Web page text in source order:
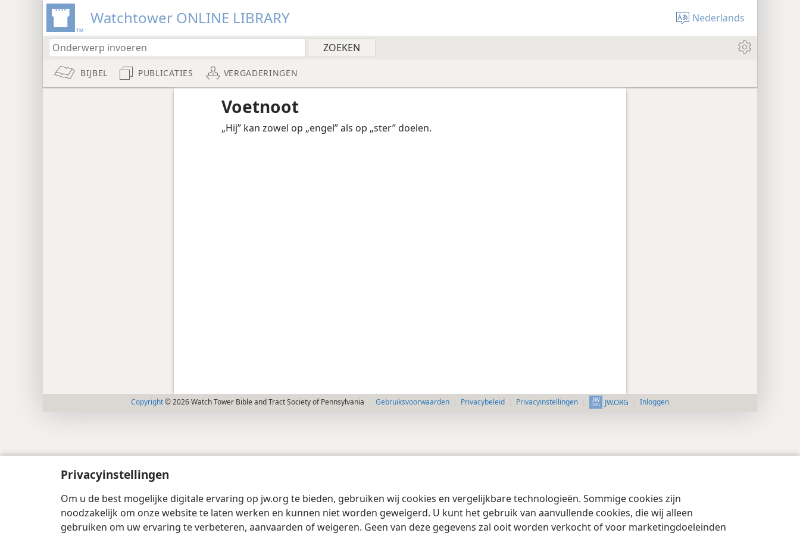
Privacyinstellingen
Om u de best mogelijke digitale ervaring op jw.org te bieden, gebruiken wij cookies en vergelijkbare technologieën. Sommige cookies zijn
noodzakelijk om onze website te laten werken en kunnen niet worden geweigerd. U kunt het gebruik van aanvullende cookies, die wij alleen
gebruiken om uw ervaring te verbeteren, aanvaarden of weigeren. Geen van deze gegevens zal ooit worden verkocht of voor marketingdoeleinden
Watchtower ONLINE LIBRARY Nederlands
BIJBEL PUBLICATIES VERGADERINGEN
Voetnoot
„Hij” kan zowel op „engel” als op „ster” doelen.
Copyright© 2026 Watch Tower Bible and Tract Society of Pennsylvania Gebruiksvoorwaarden Privacybeleid Privacyinstellingen JW.ORG Inloggen